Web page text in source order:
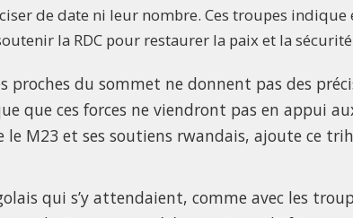
de date ni leur nombre. Ces troupes
la RDC pour restaurer la paix et la sécurité
proches du sommet ne donnent pas des
que ces forces ne viendront pas en appui
M23 et ses soutiens rwandais, ajoute ce
qui s’y attendaient, comme avec les